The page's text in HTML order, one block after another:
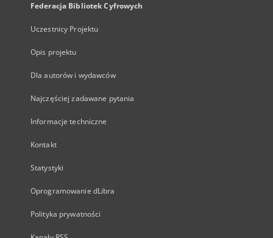
Federacja Bibliotek Cyfrowych
Uczestnicy Projektu
Opis projektu
Dla autorów i wydawców
Najczęściej zadawane pytania
Informacje techniczne
Kontakt
Statystyki
Oprogramowanie dLibra
Polityka prywatności